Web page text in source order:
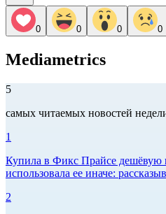
0 0 0 0
Mediametrics
5
самых читаемых новостей
1
Купила в Фикс Прайсе дешёвую
использовала ее иначе:
2